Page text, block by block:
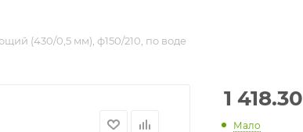
(430/0,5 мм), ф150/210, по воде
1 418.30
Мало